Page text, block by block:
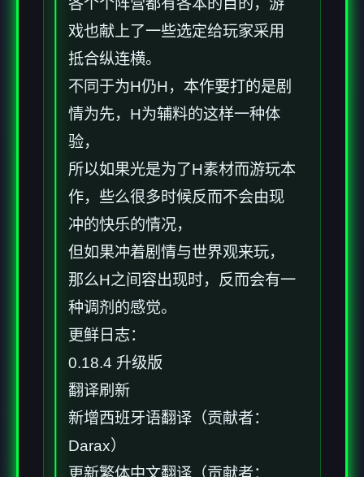
各个个阵营都有各本的目的，游
戏也献上了一些选定给玩家采用
抵合纵连横。
不同于为H仍H，本作要打的是剧
情为先，H为辅料的这样一种体
验，
所以如果光是为了H素材而游玩本
作，些么很多时候反而不会由现
冲的快乐的情况，
但如果冲着剧情与世界观来玩，
那么H之间容出现时，反而会有一
种调剂的感觉。
更鲜日志：
0.18.4 升级版
翻译刷新
新增西班牙语翻译（贡献者：
Darax）
更新繁体中文翻译（贡献者：